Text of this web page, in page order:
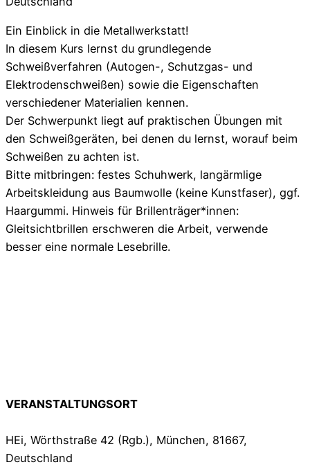
Ein Einblick in die Metallwerkstatt!
In diesem Kurs lernst du grundlegende
Schweißverfahren (Autogen-, Schutzgas- und
Elektrodenschweißen) sowie die Eigenschaften
verschiedener Materialien kennen.
Der Schwerpunkt liegt auf praktischen Übungen mit
den Schweißgeräten, bei denen du lernst, worauf beim
Schweißen zu achten ist.
Bitte mitbringen: festes Schuhwerk, langärmlige
Arbeitskleidung aus Baumwolle (keine Kunstfaser), ggf.
Haargummi. Hinweis für Brillenträger*innen:
Gleitsichtbrillen erschweren die Arbeit, verwende
besser eine normale Lesebrille.
VERANSTALTUNGSORT
HEi, Wörthstraße 42 (Rgb.), München, 81667,
Deutschland